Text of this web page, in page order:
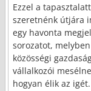
Ezzel a
szeretnénk útjára
egy havonta
sorozatot,
közösségi
vállalkozói
hogyan élik az igét.